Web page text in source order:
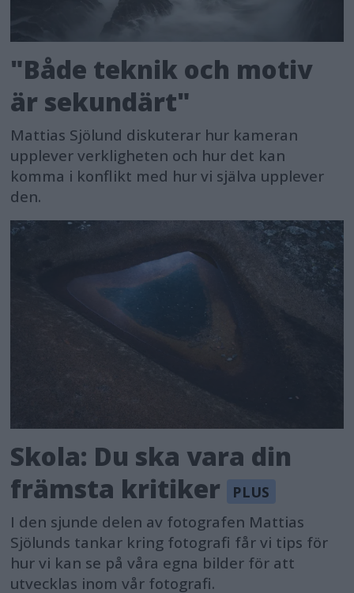
"Både teknik och motiv
är sekundärt"
Mattias Sjölund diskuterar hur kameran
upplever verkligheten och hur det kan
komma i konflikt med hur vi själva upplever
den.
Skola: Du ska vara din
främsta kritiker
I den sjunde delen av fotografen Mattias
Sjölunds tankar kring fotografi får vi tips för
hur vi kan se på våra egna bilder för att
utvecklas inom vår fotografi.